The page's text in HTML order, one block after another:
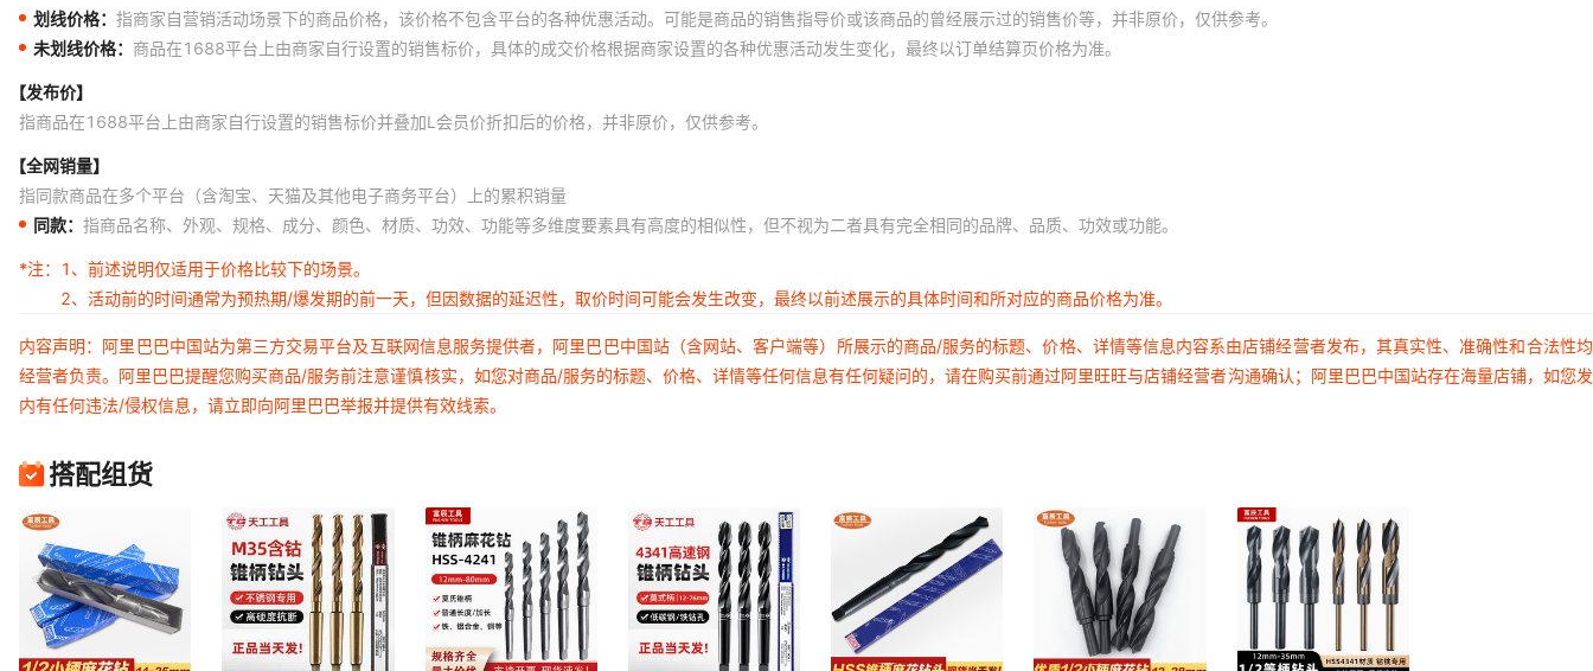
划线价格： 指商家自营销活动场景下的商品价格，该价格不包含平台的各种优惠活动。可能是商品的销售指导价或该商品的曾经展示过的销售价等，并非原价，仅供参考。
未划线价格： 商品在1688平台上由商家自行设置的销售标价，具体的成交价格根据商家设置的各种优惠活动发生变化，最终以订单结算页价格为准。
【发布价】
指商品在1688平台上由商家自行设置的销售标价并叠加L会员价折扣后的价格，并非原价，仅供参考。
【全网销量】
指同款商品在多个平台（含淘宝、天猫及其他电子商务平台）上的累积销量
同款： 指商品名称、外观、规格、成分、颜色、材质、功效、功能等多维度要素具有高度的相似性，但不视为二者具有完全相同的品牌、品质、功效或功能。
*注：
1、前述说明仅适用于价格比较下的场景。
2、活动前的时间通常为预热期/爆发期的前一天，但因数据的延迟性，取价时间可能会发生改变，最终以前述展示的具体时间和所对应的商品价格为准。
内容声明：阿里巴巴中国站为第三方交易平台及互联网信息服务提供者，阿里巴巴中国站（含网站、客户端等）所展示的商品/服务的标题、价格、详情等信息内容系由店铺经营者发布，其真实性、准确性和合法性
经营者负责。阿里巴巴提醒您购买商品/服务前注意谨慎核实，如您对商品/服务的标题、价格、详情等任何信息有任何疑问的，请在购买前通过阿里旺旺与店铺经营者沟通确认；阿里巴巴中国站存在海量店铺，如您
内有任何违法/侵权信息，请立即向阿里巴巴举报并提供有效线索。
搭配组货